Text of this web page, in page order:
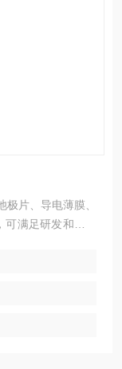
片、导电薄膜、
满足研发和质量